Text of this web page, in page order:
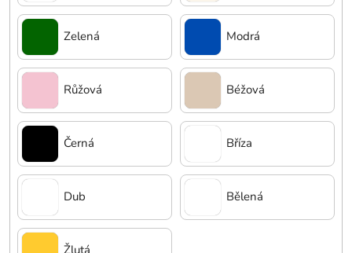
Zelená Modrá
Růžová Béžová
Černá Bříza
Dub Bělená